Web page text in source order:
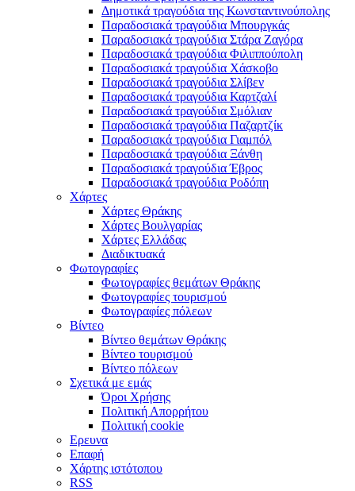
Δημοτικά τραγούδια της Κωνσταντινούπολης
Παραδοσιακά τραγούδια Μπουργκάς
Παραδοσιακά τραγούδια Στάρα Ζαγόρα
Παραδοσιακά τραγούδια Φιλιππούπολη
Παραδοσιακά τραγούδια Χάσκοβο
Παραδοσιακά τραγούδια Σλίβεν
Παραδοσιακά τραγούδια Καρτζαλί
Παραδοσιακά τραγούδια Σμόλιαν
Παραδοσιακά τραγούδια Παζαρτζίκ
Παραδοσιακά τραγούδια Γιαμπόλ
Παραδοσιακά τραγούδια Ξάνθη
Παραδοσιακά τραγούδια Έβρος
Παραδοσιακά τραγούδια Ροδόπη
Χάρτες
Χάρτες Θράκης
Χάρτες Βουλγαρίας
Χάρτες Ελλάδας
Διαδικτυακά
Φωτογραφίες
Φωτογραφίες θεμάτων Θράκης
Φωτογραφίες τουρισμού
Φωτογραφίες πόλεων
Βίντεο
Βίντεο θεμάτων Θράκης
Βίντεο τουρισμού
Βίντεο πόλεων
Σχετικά με εμάς
Όροι Χρήσης
Πολιτική Απορρήτου
Πολιτική cookie
Ερευνα
Επαφή
Χάρτης ιστότοπου
RSS